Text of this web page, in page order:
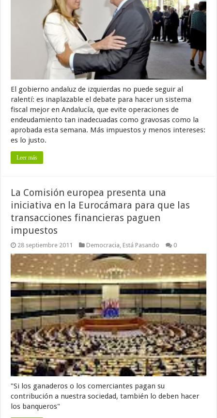
El gobierno andaluz de izquierdas no puede seguir al
ralentí: es inaplazable el debate para hacer un sistema
fiscal mejor en Andalucía, que evite operaciones de
endeudamiento tan inadecuadas como gravosas como la
aprobada esta semana. Más impuestos y menos intereses:
es lo justo.
Leer más
La Comisión europea presenta una
iniciativa en la Eurocámara para que las
transacciones financieras paguen
impuestos
28 septiembre 2011 Democracia Está Pasando 0
"Si los ganaderos o los comerciantes pagan su
contribución a nuestra sociedad, también lo deben hacer
los banqueros"